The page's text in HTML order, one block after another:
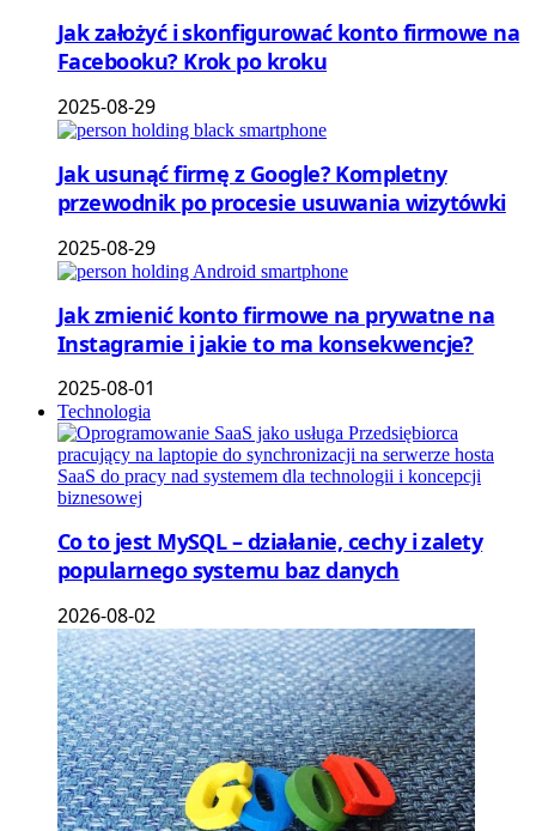
Jak założyć i skonfigurować konto firmowe na
Facebooku? Krok po kroku
2025-08-29
Jak usunąć firmę z Google? Kompletny
przewodnik po procesie usuwania wizytówki
2025-08-29
Jak zmienić konto firmowe na prywatne na
Instagramie i jakie to ma konsekwencje?
2025-08-01
Technologia
Co to jest MySQL – działanie, cechy i zalety
popularnego systemu baz danych
2026-08-02